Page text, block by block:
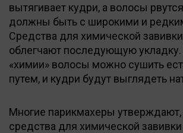
вытягивает кудри, а волосы
должны быть с широкими и
Средства для химической
облегчают последующую
«химии» волосы можно сушить
путем, и кудри будут выглядеть
Многие парикмахеры
средства для химической